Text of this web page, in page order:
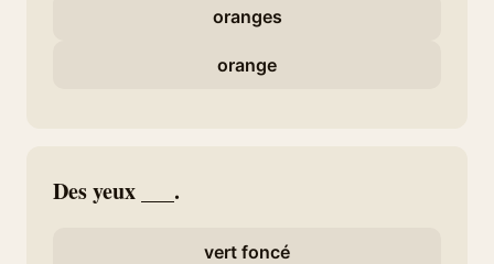
oranges
orange
Des yeux ___.
vert foncé